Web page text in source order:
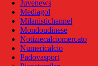
Juvenews
Mediagol
Milanistichannel
Mondoudinese
Notiziecalciomercato
Numericalcio
Padovasport